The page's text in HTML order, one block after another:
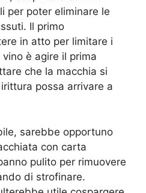
per poter eliminare le
Il primo
in atto per limitare i
è agire il prima
che la macchia si
possa arrivare a
sarebbe opportuno
con carta
pulito per rimuovere
di strofinare.